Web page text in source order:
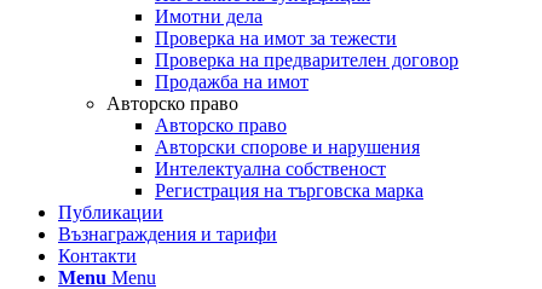
Имотни дела
Проверка на имот за тежести
Проверка на предварителен договор
Продажба на имот
Авторско право
Авторско право
Авторски спорове и нарушения
Интелектуална собственост
Регистрация на търговска марка
Публикации
Възнаграждения и тарифи
Контакти
Menu Menu